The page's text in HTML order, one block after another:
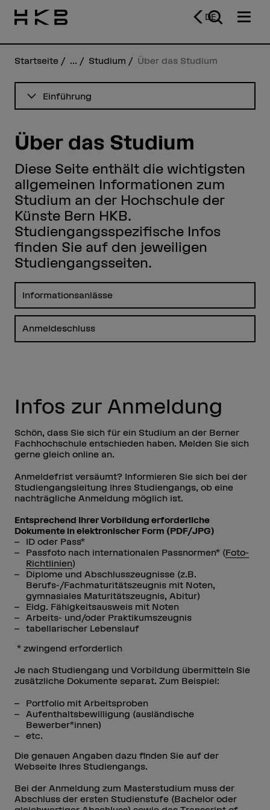
DE
Startseite ... Studium Über das Studium
Einführung
Über das Studium
Diese Seite enthält die wichtigsten
allgemeinen Informationen zum
Studium an der Hochschule der
Künste Bern HKB.
Studiengangsspezifische Infos
finden Sie auf den jeweiligen
Studiengangsseiten.
Informationsanlässe
Anmeldeschluss
Infos zur Anmeldung
Schön, dass Sie sich für ein Studium an der Berner
Fachhochschule entschieden haben. Melden Sie sich
gerne gleich online an.
Anmeldefrist versäumt? Informieren Sie sich bei der
Studiengangsleitung Ihres Studiengangs, ob eine
nachträgliche Anmeldung möglich ist.
Entsprechend Ihrer Vorbildung erforderliche
Dokumente in elektronischer Form (PDF/JPG)
ID oder Pass*
Passfoto nach internationalen Passnormen* (Foto-
Richtlinien)
Diplome und Abschlusszeugnisse (z.B.
Berufs-/Fachmaturitätszeugnis mit Noten,
gymnasiales Maturitätszeugnis, Abitur)
Eidg. Fähigkeitsausweis mit Noten
Arbeits- und/oder Praktikumszeugnis
tabellarischer Lebenslauf
* zwingend erforderlich
Je nach Studiengang und Vorbildung übermitteln Sie
zusätzliche Dokumente separat. Zum Beispiel:
Portfolio mit Arbeitsproben
Aufenthaltsbewilligung (ausländische
Bewerber*innen)
etc.
Die genauen Angaben dazu finden Sie auf der
Webseite Ihres Studiengangs.
Bei der Anmeldung zum Masterstudium muss der
Abschluss der ersten Studienstufe (Bachelor oder